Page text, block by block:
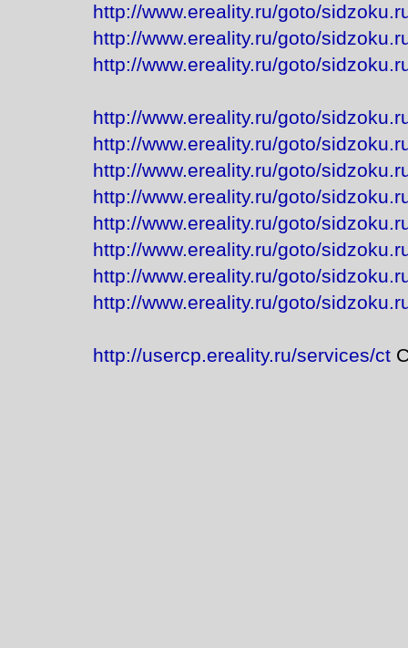
http://www.ereality.ru/goto/
http://www.ereality.ru/goto/
http://www.ereality.ru/goto/
http://www.ereality.ru/goto/
http://www.ereality.ru/goto/
http://www.ereality.ru/goto/
http://www.ereality.ru/goto/
http://www.ereality.ru/goto/
http://www.ereality.ru/goto/
http://www.ereality.ru/goto/
http://www.ereality.ru/goto/
http://usercp.ereality.ru/services/ct